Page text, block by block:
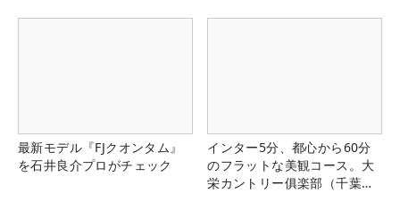
最新モデル『FJクオンタム』
を石井良介プロがチェック
インター5分、都心から60分
のフラットな美観コース。大
栄カントリー俱楽部（千葉